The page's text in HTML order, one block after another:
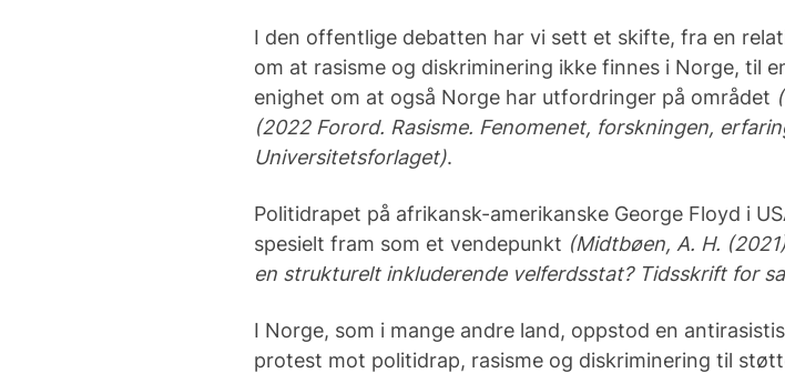
I den offentlige debatten har vi sett et skifte, fra en
om at rasisme og diskriminering ikke finnes i Norge, til
enighet om at også Norge har utfordringer på området
(2022 Forord. Rasisme. Fenomenet, forskningen,
Universitetsforlaget).
Politidrapet på afrikansk-amerikanske George Floyd i
spesielt fram som et vendepunkt (Midtbøen, A. H.
en strukturelt inkluderende velferdsstat? Tidsskrift for
I Norge, som i mange andre land, oppstod en
protest mot politidrap, rasisme og diskriminering til